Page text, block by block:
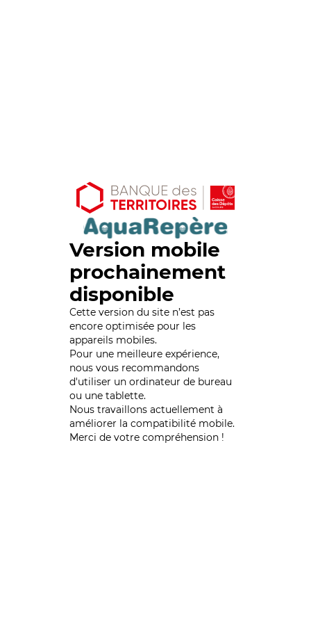
Version mobile
prochainement
disponible
Cette version du site n’est pas
encore optimisée pour les
appareils mobiles.
Pour une meilleure expérience,
nous vous recommandons
d'utiliser un ordinateur de bureau
ou une tablette.
Nous travaillons actuellement à
améliorer la compatibilité mobile.
Merci de votre compréhension !